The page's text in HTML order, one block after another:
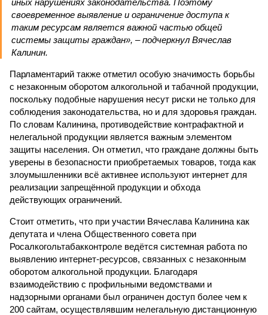
иных нарушениях законодательства. Поэтому
своевременное выявление и ограничение доступа к
таким ресурсам является важной частью общей
системы защиты граждан», – подчеркнул Вячеслав
Калинин.
Парламентарий также отметил особую значимость борьбы
с незаконным оборотом алкогольной и табачной продукции,
поскольку подобные нарушения несут риски не только для
соблюдения законодательства, но и для здоровья граждан.
По словам Калинина, противодействие контрафактной и
нелегальной продукции является важным элементом
защиты населения. Он отметил, что граждане должны быть
уверены в безопасности приобретаемых товаров, тогда как
злоумышленники всё активнее используют интернет для
реализации запрещённой продукции и обхода
действующих ограничений.
Стоит отметить, что при участии Вячеслава Калинина как
депутата и члена Общественного совета при
Росалкогольтабакконтроле ведётся системная работа по
выявлению интернет-ресурсов, связанных с незаконным
оборотом алкогольной продукции. Благодаря
взаимодействию с профильными ведомствами и
надзорными органами был ограничен доступ более чем к
200 сайтам, осуществлявшим нелегальную дистанционную